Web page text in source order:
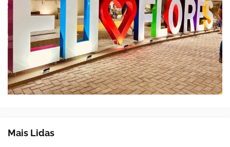
Mais Lidas